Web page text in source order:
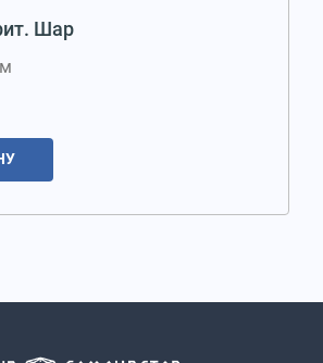
Шар